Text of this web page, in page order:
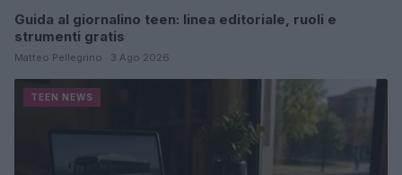
Guida al giornalino teen: linea editoriale, ruoli e
strumenti gratis
Matteo Pellegrino · 3 Ago 2026
TEEN NEWS